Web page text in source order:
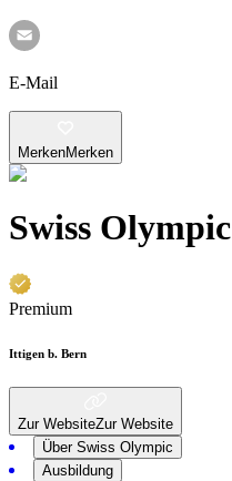
E-Mail
MerkenMerken
Swiss Olympic
Premium
Ittigen b. Bern
Zur WebsiteZur Website
Über Swiss Olympic
Ausbildung